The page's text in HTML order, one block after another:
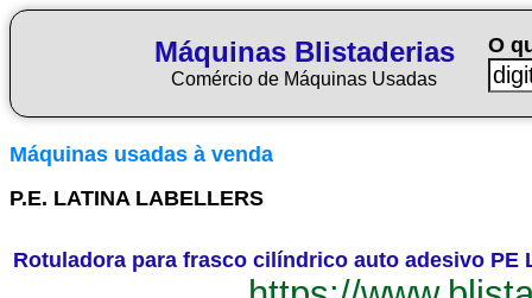
Máquinas Blistaderias
Comércio de Máquinas Usadas
O
Máquinas usadas à venda
P.E. LATINA LABELLERS
Rotuladora para frasco cilíndrico auto adesivo PE